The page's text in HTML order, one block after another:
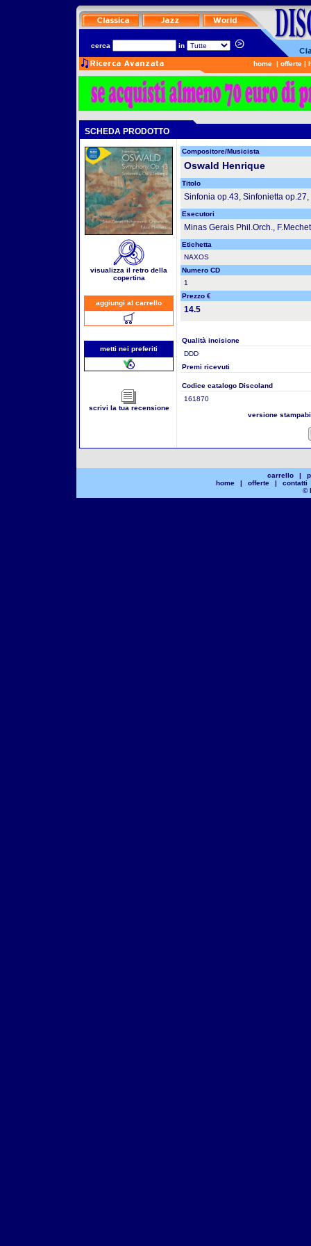
cerca in
home | offerte |
SCHEDA PRODOTTO
visualizza il retro della
copertina
aggiungi al carrello
metti nei preferiti
scrivi la tua recensione
Compositore/Musicista
Oswald Henrique
Titolo
Sinfonia op.43, Sinfonietta op.27,
Esecutori
Minas Gerais Phil.Orch.,
Etichetta
NAXOS
Numero CD
1
Prezzo €
14.5
Qualità incisione
DDD
Premi ricevuti
Codice catalogo Discoland
161870
versione
carrello |
home
| offerte |
contatti
©